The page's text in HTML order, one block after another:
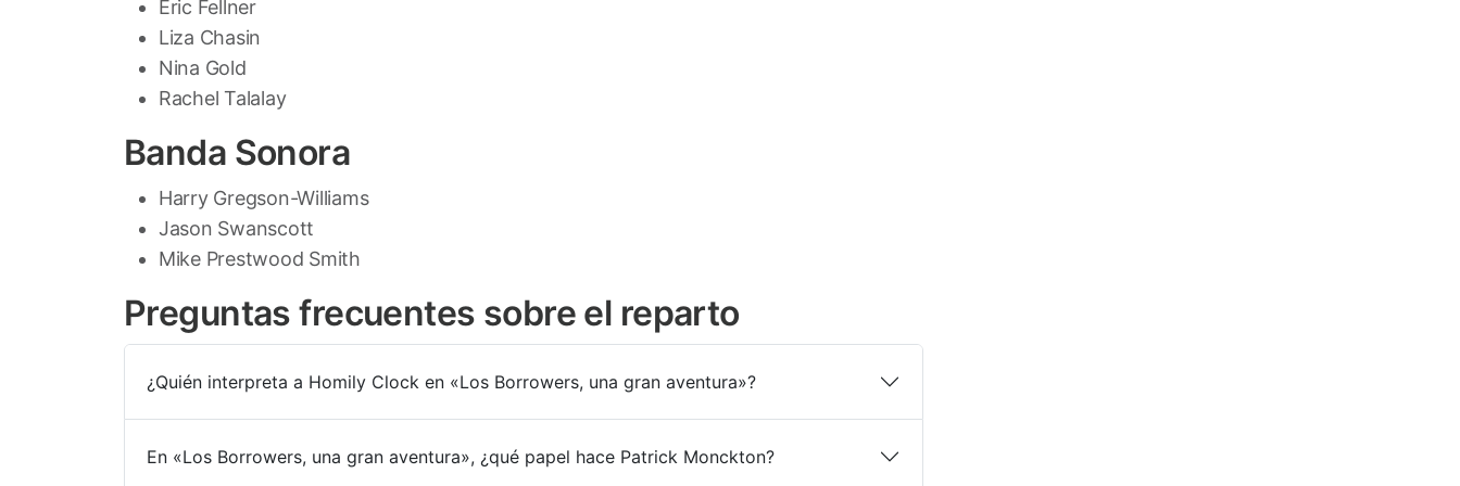
Eric Fellner
Liza Chasin
Nina Gold
Rachel Talalay
Banda Sonora
Harry Gregson-Williams
Jason Swanscott
Mike Prestwood Smith
Preguntas frecuentes sobre el reparto
¿Quién interpreta a Homily Clock en «Los Borrowers, una gran aventura»?
En «Los Borrowers, una gran aventura», ¿qué papel hace Patrick Monckton?